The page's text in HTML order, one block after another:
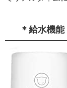
＊給水機能